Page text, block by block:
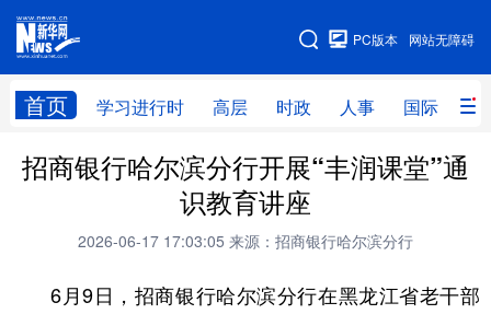
网站无障碍
PC版本
首页 学习进行时 高层 时政 人事 国际 财
网站地图
学习进行时 高层 时政 人事
财经 网评
全球连线 教育
科技 科普 体育 文化
招商银行哈尔滨分行开展“丰润课堂”通
识教育讲座
2026-06-17 17:03:05 来源：招商银行哈尔滨分行
6月9日，招商银行哈尔滨分行在黑龙江省老干部